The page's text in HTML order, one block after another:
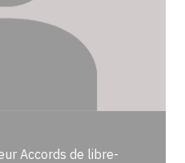
Accords de libre-